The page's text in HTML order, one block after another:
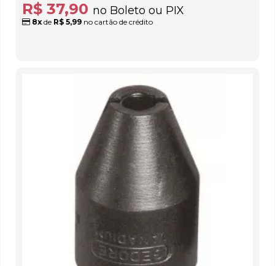
R$ 37,90 no Boleto ou PIX
8x de R$ 5,99 no cartão de crédito